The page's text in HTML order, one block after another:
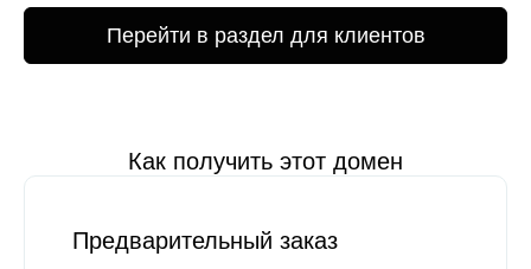
Перейти в раздел для клиентов
Как получить этот домен
Предварительный заказ